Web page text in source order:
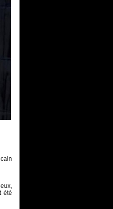
été